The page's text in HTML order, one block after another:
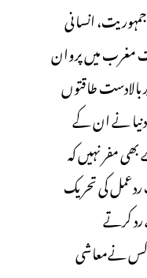
انسانی
مغرب میں پروان
بالادست طاقتوں
نے ان کے
مفر نہیں کہ
کی تحریک
کرتے
نےمعاشی